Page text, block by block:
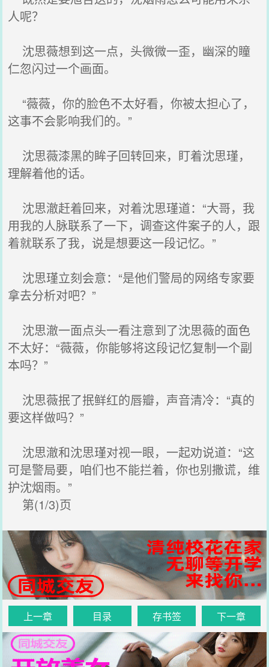
人呢？
沈思薇想到这一点，头微微一歪，幽深的瞳
仁忽闪过一个画面。
“薇薇，你的脸色不太好看，你被太担心了，
这事不会影响我们的。”
沈思薇漆黑的眸子回转回来，盯着沈思瑾，
理解着他的话。
沈思澈赶着回来，对着沈思瑾道：“大哥，我
用我的人脉联系了一下，调查这件案子的人，跟
着就联系了我，说是想要这一段记忆。”
沈思瑾立刻会意：“是他们警局的网络专家要
拿去分析对吧？”
沈思澈一面点头一看注意到了沈思薇的面色
不太好：“薇薇，你能够将这段记忆复制一个副
本吗？”
沈思薇抿了抿鲜红的唇瓣，声音清冷：“真的
要这样做吗？”
沈思澈和沈思瑾对视一眼，一起劝说道：“这
可是警局要，咱们也不能拦着，你也别撒谎，维
护沈烟雨。”
第(1/3)页
上一章 目录 存书签 下一章